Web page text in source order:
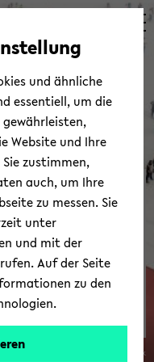
© iStock
und ähnliche
essentiell, um die
Website und Ihre
zustimmen,
auch, um Ihre
zu messen. Sie
unter
und mit der
Auf der Seite
zu den